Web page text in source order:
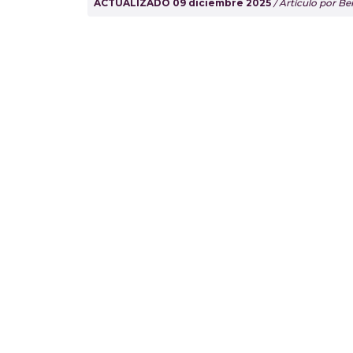
ACTUALIZADO 09 diciembre 2025 / Artículo por